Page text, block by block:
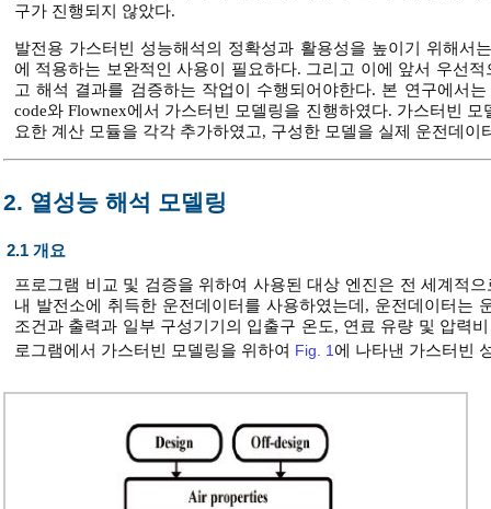
구가 진행되지 않았다.
발전용 가스터빈 성능해석의 정확성과 활용성을 높이기 위해서
에 적용하는 보완적인 사용이 필요하다. 그리고 이에 앞서 우선
고 해석 결과를 검증하는 작업이 수행되어야한다. 본 연구에서
code와 Flownex에서 가스터빈 모델링을 진행하였다. 가스터빈
요한 계산 모듈을 각각 추가하였고, 구성한 모델을 실제 운전데
2. 열성능 해석 모델링
2.1 개요
프로그램 비교 및 검증을 위하여 사용된 대상 엔진은 전 세계적
내 발전소에 취득한 운전데이터를 사용하였는데, 운전데이터는
조건과 출력과 일부 구성기기의 입출구 온도, 연료 유량 및 압력
로그램에서 가스터빈 모델링을 위하여 Fig. 1에 나타낸 가스터빈